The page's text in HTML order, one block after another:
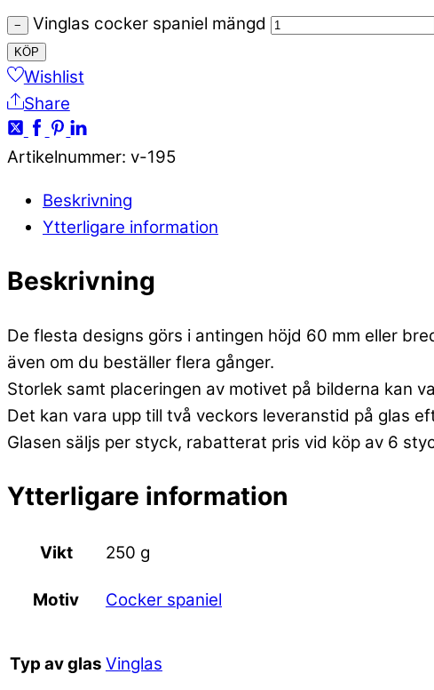
− Vinglas cocker spaniel mängd
KÖP
Wishlist
Share
Artikelnummer: v-195
Beskrivning
Ytterligare information
Beskrivning
De flesta designs görs i antingen höjd 60 mm eller
även om du beställer flera gånger.
Storlek samt placeringen av motivet på bilderna kan
Det kan vara upp till två veckors leveranstid på glas
Glasen säljs per styck, rabatterat pris vid köp av 6
Ytterligare information
Vikt 250 g
Motiv Cocker spaniel
Typ av glas Vinglas